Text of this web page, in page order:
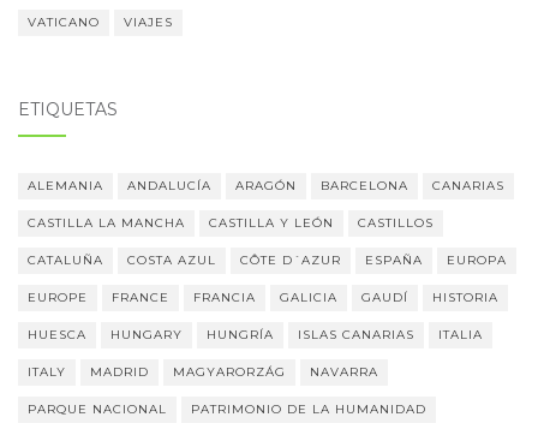
VATICANO VIAJES
ETIQUETAS
ALEMANIA ANDALUCÍA ARAGÓN BARCELONA CANARIAS
CASTILLA LA MANCHA CASTILLA Y LEÓN CASTILLOS
CATALUÑA COSTA AZUL CÔTE D´AZUR ESPAÑA EUROPA
EUROPE FRANCE FRANCIA GALICIA GAUDÍ HISTORIA
HUESCA HUNGARY HUNGRÍA ISLAS CANARIAS ITALIA
ITALY MADRID MAGYARORZÁG NAVARRA
PARQUE NACIONAL PATRIMONIO DE LA HUMANIDAD